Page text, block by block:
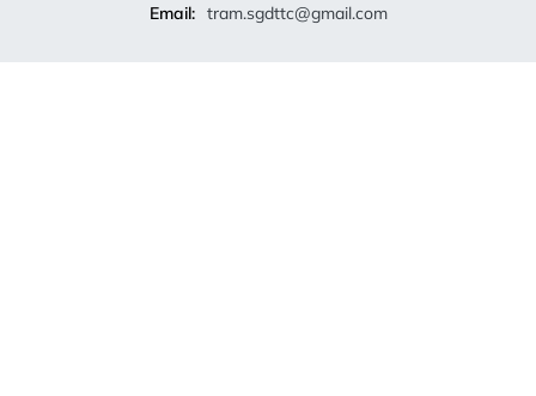
Email: tram.sgdttc@gmail.com